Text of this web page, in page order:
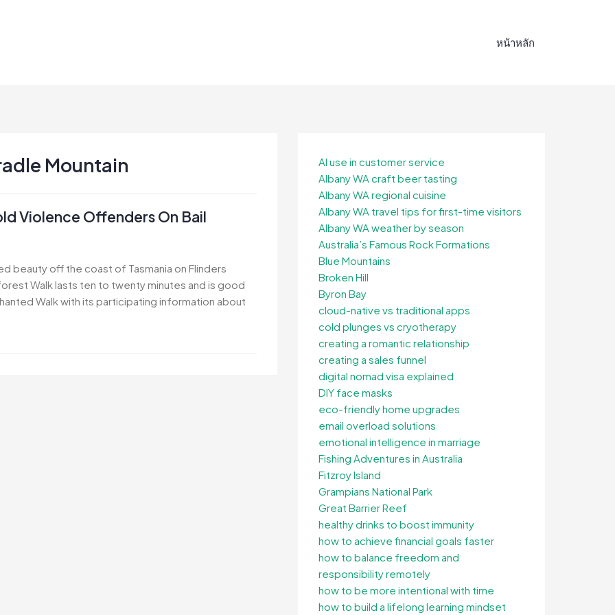
หน้าหลัก
Mountain
Violence Offenders On Bail
beauty off the coast of Tasmania on Flinders
Walk lasts ten to twenty minutes and is good
Walk with its participating information about
AI use in customer service
Albany WA craft beer tasting
Albany WA regional cuisine
Albany WA travel tips for first-time visitors
Albany WA weather by season
Australia’s Famous Rock Formations
Blue Mountains
Broken Hill
Byron Bay
cloud-native vs traditional apps
cold plunges vs cryotherapy
creating a romantic relationship
creating a sales funnel
digital nomad visa explained
DIY face masks
eco-friendly home upgrades
email overload solutions
emotional intelligence in marriage
Fishing Adventures in Australia
Fitzroy Island
Grampians National Park
Great Barrier Reef
healthy drinks to boost immunity
how to achieve financial goals faster
how to balance freedom and
responsibility remotely
how to be more intentional with time
how to build a lifelong learning mindset